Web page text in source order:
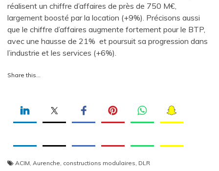
réalisent un chiffre d’affaires de près de 750 M€,
largement boosté par la location (+9%). Précisons aussi
que le chiffre d’affaires augmente fortement pour le BTP,
avec une hausse de 21% et poursuit sa progression dans
l’industrie et les services (+6%).
Share this…
ACIM Aurenche constructions modulaires DLR